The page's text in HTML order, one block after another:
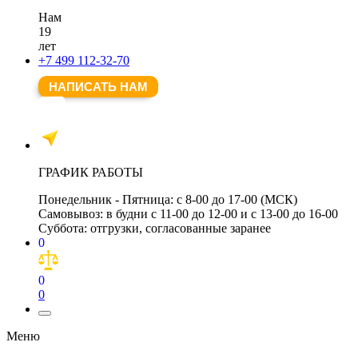
Нам
19
лет
+7 499 112-32-70
НАПИСАТЬ НАМ
ГРАФИК РАБОТЫ
Понедельник - Пятница: с 8-00 до 17-00 (МСК)
Самовывоз: в будни с 11-00 до 12-00 и с 13-00 до 16-00
Суббота: отгрузки, согласованные заранее
0
0
0
Меню